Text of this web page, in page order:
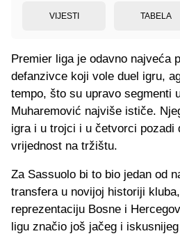
VIJESTI TABELA
Premier liga je odavno najveća
defanzivce koji vole duel igru,
tempo, što su upravo segmenti
Muharemović najviše ističe.
igra i u trojci i u četvorci pozadi
vrijednost na tržištu.
Za Sassuolo bi to bio jedan od
transfera u novijoj historiji
reprezentaciju Bosne i
ligu značio još jačeg i